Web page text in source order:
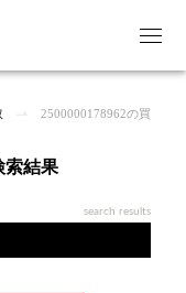
2500000178962の買取り
索結果
search results